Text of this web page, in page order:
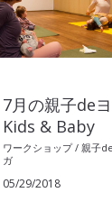
7月の親子de
Kids & Baby
ワークショップ/親子
ガ
05/29/2018